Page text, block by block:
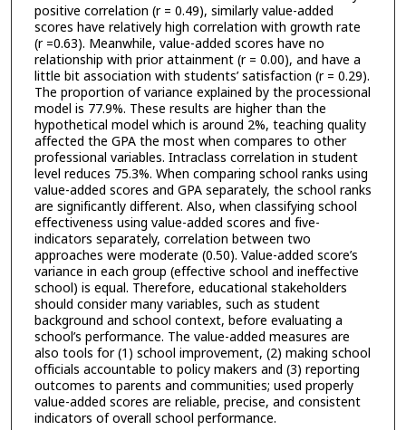
positive correlation (r = 0.49), similarly value-added
scores have relatively high correlation with growth rate
(r =0.63). Meanwhile, value-added scores have no
relationship with prior attainment (r = 0.00), and have a
little bit association with students’ satisfaction (r = 0.29).
The proportion of variance explained by the processional
model is 77.9%. These results are higher than the
hypothetical model which is around 2%, teaching quality
affected the GPA the most when compares to other
professional variables. Intraclass correlation in student
level reduces 75.3%. When comparing school ranks using
value-added scores and GPA separately, the school ranks
are significantly different. Also, when classifying school
effectiveness using value-added scores and five-
indicators separately, correlation between two
approaches were moderate (0.50). Value-added score’s
variance in each group (effective school and ineffective
school) is equal. Therefore, educational stakeholders
should consider many variables, such as student
background and school context, before evaluating a
school’s performance. The value-added measures are
also tools for (1) school improvement, (2) making school
officials accountable to policy makers and (3) reporting
outcomes to parents and communities; used properly
value-added scores are reliable, precise, and consistent
indicators of overall school performance.